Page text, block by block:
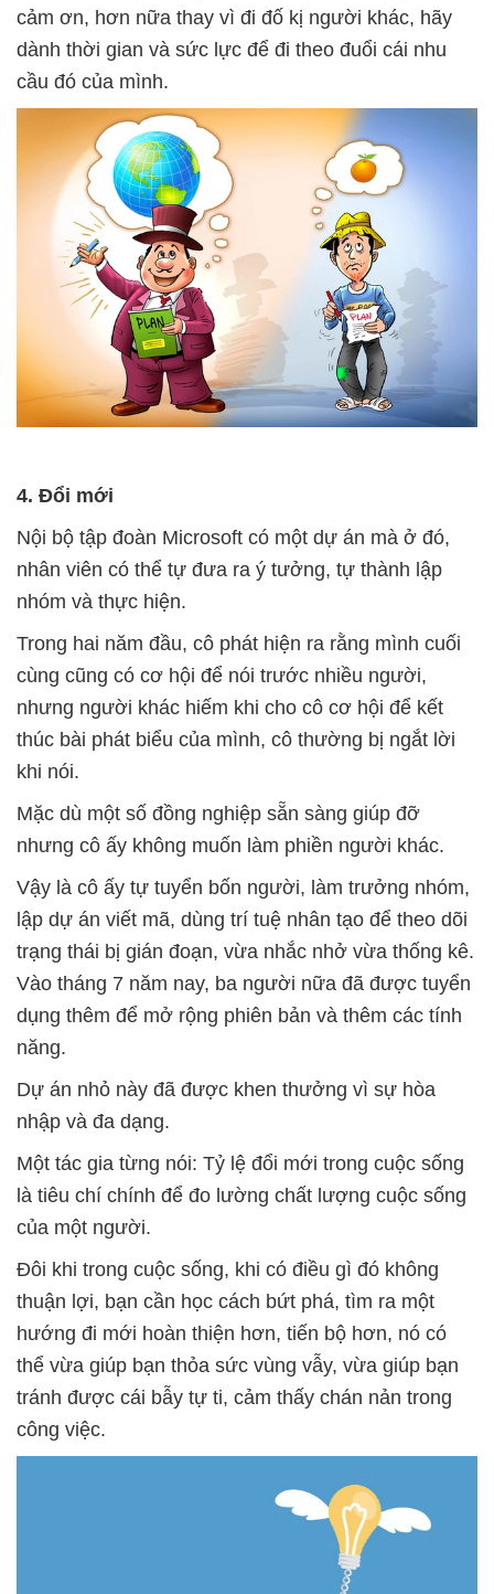
cảm ơn, hơn nữa thay vì đi đố kị người khác, hãy
dành thời gian và sức lực để đi theo đuổi cái nhu
cầu đó của mình.
4. Đổi mới
Nội bộ tập đoàn Microsoft có một dự án mà ở đó,
nhân viên có thể tự đưa ra ý tưởng, tự thành lập
nhóm và thực hiện.
Trong hai năm đầu, cô phát hiện ra rằng mình cuối
cùng cũng có cơ hội để nói trước nhiều người,
nhưng người khác hiếm khi cho cô cơ hội để kết
thúc bài phát biểu của mình, cô thường bị ngắt lời
khi nói.
Mặc dù một số đồng nghiệp sẵn sàng giúp đỡ
nhưng cô ấy không muốn làm phiền người khác.
Vậy là cô ấy tự tuyển bốn người, làm trưởng nhóm,
lập dự án viết mã, dùng trí tuệ nhân tạo để theo dõi
trạng thái bị gián đoạn, vừa nhắc nhở vừa thống kê.
Vào tháng 7 năm nay, ba người nữa đã được tuyển
dụng thêm để mở rộng phiên bản và thêm các tính
năng.
Dự án nhỏ này đã được khen thưởng vì sự hòa
nhập và đa dạng.
Một tác gia từng nói: Tỷ lệ đổi mới trong cuộc sống
là tiêu chí chính để đo lường chất lượng cuộc sống
của một người.
Đôi khi trong cuộc sống, khi có điều gì đó không
thuận lợi, bạn cần học cách bứt phá, tìm ra một
hướng đi mới hoàn thiện hơn, tiến bộ hơn, nó có
thể vừa giúp bạn thỏa sức vùng vẫy, vừa giúp bạn
tránh được cái bẫy tự ti, cảm thấy chán nản trong
công việc.